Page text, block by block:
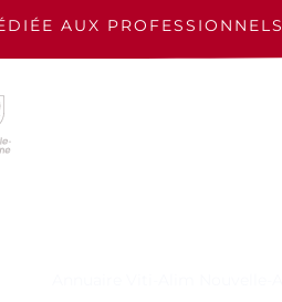
AUX PROFESSIONNELS